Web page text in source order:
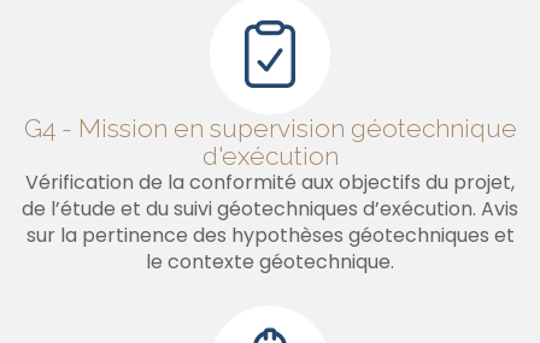
G4 - Mission en supervision géotechnique
d'exécution
Vérification de la conformité aux objectifs du projet,
de l’étude et du suivi géotechniques d’exécution. Avis
sur la pertinence des hypothèses géotechniques et
le contexte géotechnique.